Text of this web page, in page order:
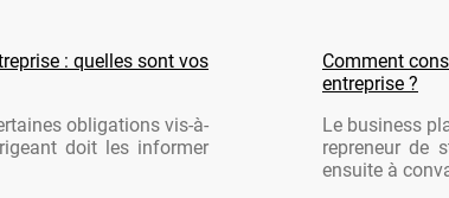
: quelles sont vos
obligations vis-à-
doit les informer
Comment
entreprise ?
Le business
repreneur de
ensuite à